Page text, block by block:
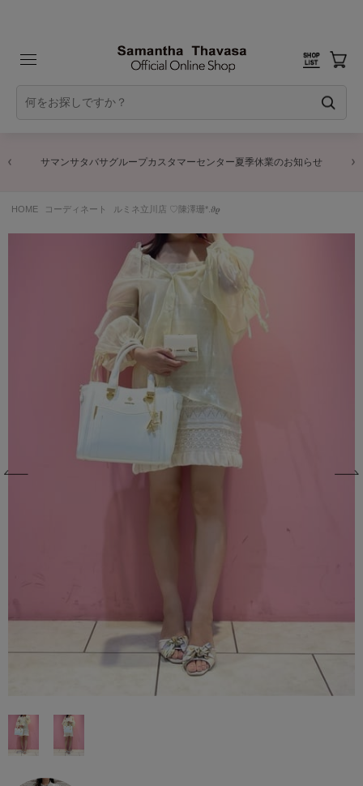
サマンサタバサグループカスタマーセンター夏季休業のお知らせ
HOME コーディネート ルミネ立川店 ♡陳澤珊*.𝝑𝝔